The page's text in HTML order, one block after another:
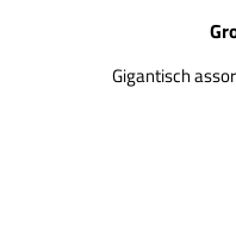
Gigantisch